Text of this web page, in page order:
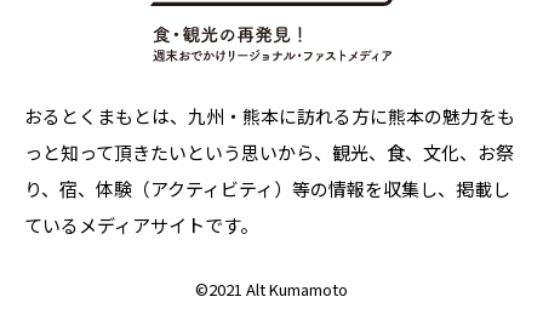
おるとくまもとは、九州・熊本に訪れる方に熊本の魅力をも
っと知って頂きたいという思いから、観光、食、文化、お祭
り、宿、体験（アクティビティ）等の情報を収集し、掲載し
ているメディアサイトです。
©2021 Alt Kumamoto